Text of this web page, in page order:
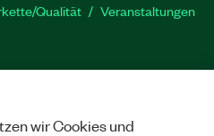
Qualität Veranstaltungen
Diskussionsforen
wir Cookies und